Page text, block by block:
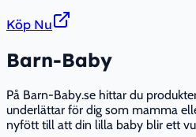
Köp Nu
Barn-Baby
På Barn-Baby.se hittar du
underlättar för dig som mamma
nyfött till att din lilla baby blir ett